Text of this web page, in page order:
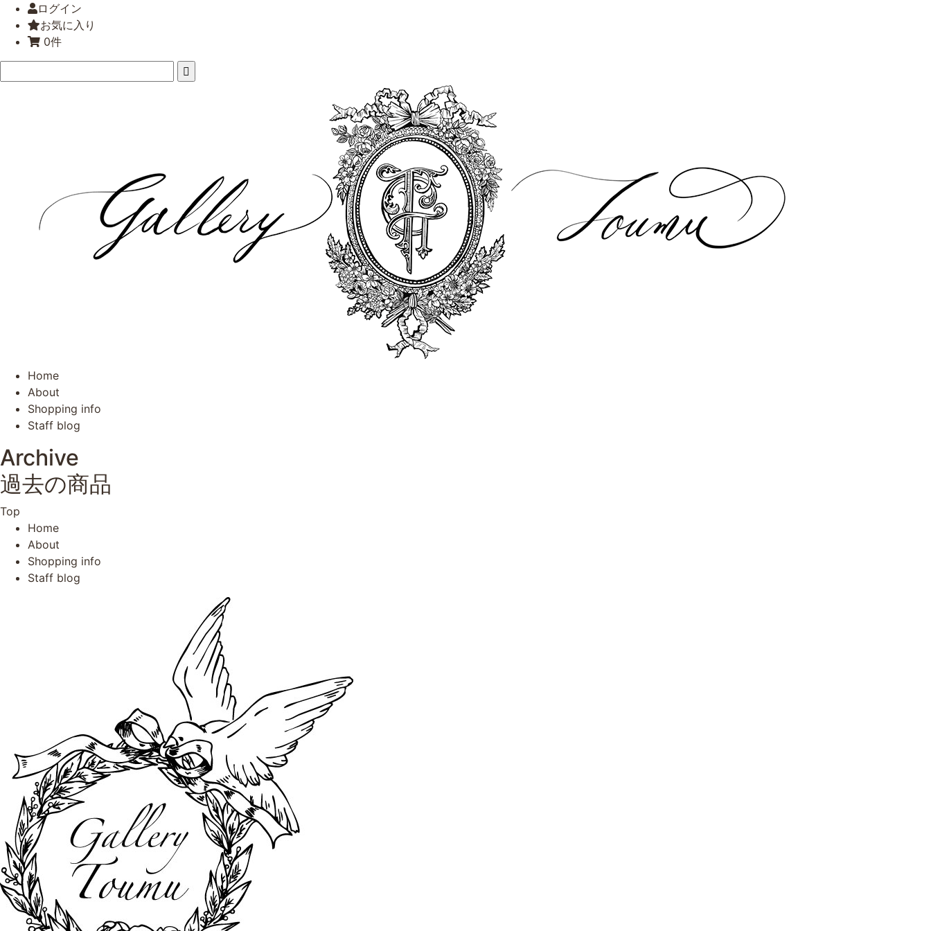
ログイン
お気に入り
0件
Home
About
Shopping info
Staff blog
Archive
過去の商品
Top
Home
About
Shopping info
Staff blog